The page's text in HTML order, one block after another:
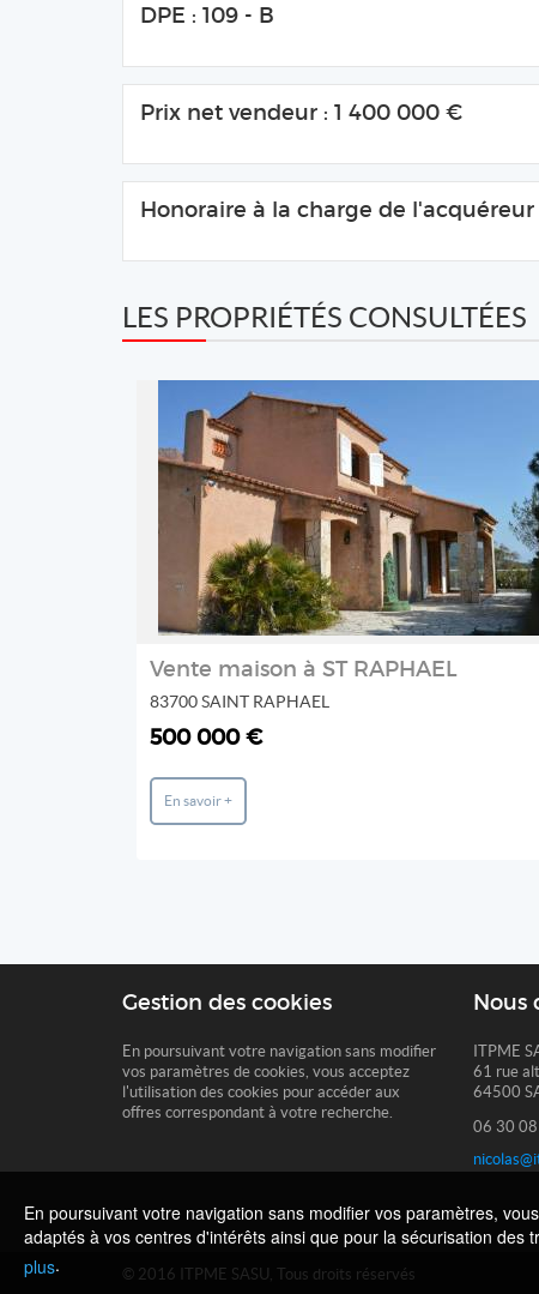
DPE : 109 - B
Prix net vendeur : 1 400 000 €
Honoraire à la charge de l'acquéreur
LES PROPRIÉTÉS CONSULTÉES
REF: 01245
AGAY ESTATE
2
Vente maison à ST RAPHAEL
83700 SAINT RAPHAEL
500 000 €
En savoir +
Gestion des cookies
En poursuivant votre navigation sans modifier
vos paramètres de cookies, vous acceptez
l'utilisation des cookies pour accéder aux
offres correspondant à votre recherche.
Nous
ITPME
61 rue
64500
06 30
© 2016 ITPME SASU, Tous droits réservés
En poursuivant votre navigation sans modifier vos paramètres,
adaptés à vos centres d'intérêts ainsi que pour la sécurisation des
plus.